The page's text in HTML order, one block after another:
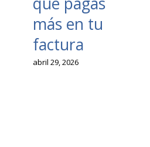
más en tu
factura
abril 29, 2026